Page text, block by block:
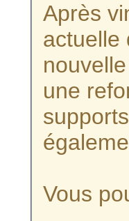
Après
actuelle
une
Vous